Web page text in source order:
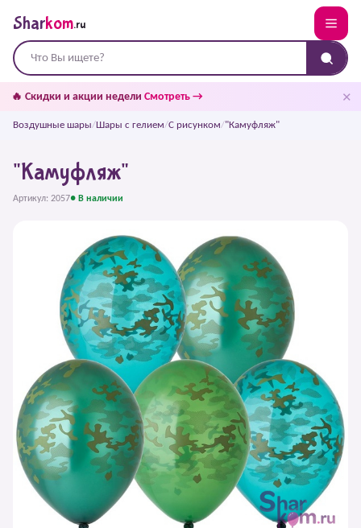
Sharkom.ru
🔥 Скидки и акции недели Смотреть → ✕
Воздушные шары/Шары с гелием/С рисунком/"Камуфляж"
"Камуфляж"
Артикул: 2057● В наличии